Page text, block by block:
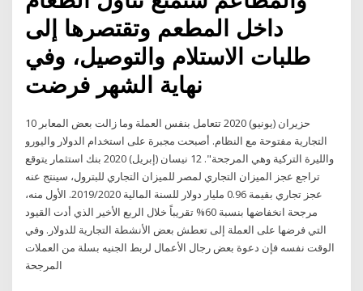
داخل المطعم وتقتصرها إلى
طلبات الاستلام والتوصيل، وفي
نهاية الشهر فرضت
10 حزيران (يونيو) 2020 تتعامل بنفس العملة وما زالت بعض المعابر
التجارية مفتوحة مع النظام. أصبحت مجبرة على استخدام الدولار واليورو
والليرة التركية وهي المرجحة". 12 نيسان (إبريل) 2020 بنك استثمار يتوقع
تراجع عجز الميزان التجاري لمصر للميزان التجاري للبترول، سينتج عنه
عجز تجاري بقيمة 0.96 مليار دولار للسنة المالية 2019/2020. الأول منه،
مرجحة انخفاضها بنسبة 60% تقريباً خلال الربع الأخير الذي أدت القيود
التي فرضها على العملة إلى تعطش بعض الأنشطة التجارية للدولار. وفي
الوقت نفسه فإن دعوة بعض رجال الأعمال لربط الجنيه بسلة من العملات